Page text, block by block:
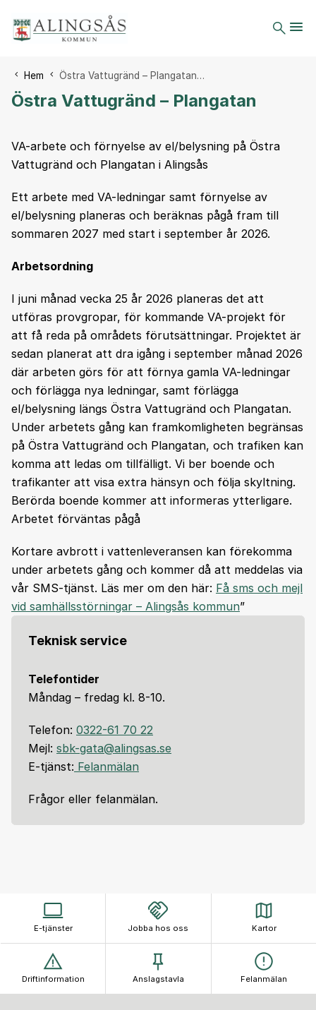
Du är här:
Hem Östra Vattugränd – Plangatan…
Östra Vattugränd – Plangatan
VA-arbete och förnyelse av el/belysning på Östra
Vattugränd och Plangatan i Alingsås
Ett arbete med VA-ledningar samt förnyelse av
el/belysning planeras och beräknas pågå fram till
sommaren 2027 med start i september år 2026.
Arbetsordning
I juni månad vecka 25 år 2026 planeras det att
utföras provgropar, för kommande VA-projekt för
att få reda på områdets förutsättningar. Projektet är
sedan planerat att dra igång i september månad 2026
där arbeten görs för att förnya gamla VA-ledningar
och förlägga nya ledningar, samt förlägga
el/belysning längs Östra Vattugränd och Plangatan.
Under arbetets gång kan framkomligheten begränsas
på Östra Vattugränd och Plangatan, och trafiken kan
komma att ledas om tillfälligt. Vi ber boende och
trafikanter att visa extra hänsyn och följa skyltning.
Berörda boende kommer att informeras ytterligare.
Arbetet förväntas pågå
Kortare avbrott i vattenleveransen kan förekomma
under arbetets gång och kommer då att meddelas via
vår SMS-tjänst. Läs mer om den här: Få sms och mejl
vid samhällsstörningar – Alingsås kommun”
Teknisk service
Telefontider
Måndag – fredag kl. 8-10.
Telefon: 0322-61 70 22
Mejl: sbk-gata@alingsas.se
E-tjänst: Felanmälan
Frågor eller felanmälan.
E-tjänster Jobba hos oss Kartor
Driftinformation Anslagstavla Felanmälan